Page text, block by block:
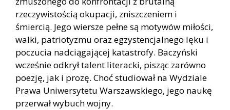
rzeczywistością okupacji, zniszczeniem i
śmiercią. Jego wiersze pełne są motywów miłości,
walki, patriotyzmu oraz egzystencjalnego lęku i
poczucia nadciągającej katastrofy. Baczyński
wcześnie odkrył talent literacki, pisząc zarówno
poezję, jak i prozę. Choć studiował na Wydziale
Prawa Uniwersytetu Warszawskiego, jego naukę
przerwał wybuch wojny.